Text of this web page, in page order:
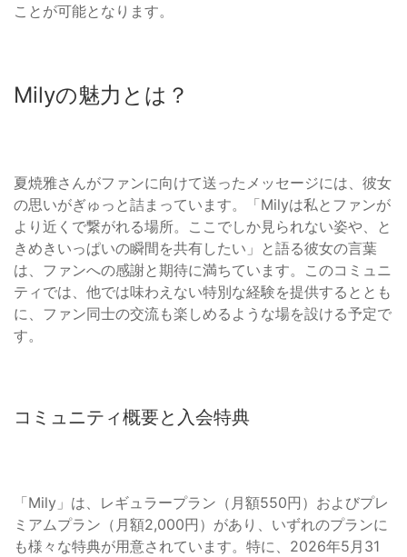
ことが可能となります。
Milyの魅力とは？
夏焼雅さんがファンに向けて送ったメッセージには、彼女
の思いがぎゅっと詰まっています。「Milyは私とファンが
より近くで繋がれる場所。ここでしか見られない姿や、と
きめきいっぱいの瞬間を共有したい」と語る彼女の言葉
は、ファンへの感謝と期待に満ちています。このコミュニ
ティでは、他では味わえない特別な経験を提供するととも
に、ファン同士の交流も楽しめるような場を設ける予定で
す。
コミュニティ概要と入会特典
「Mily」は、レギュラープラン（月額550円）およびプレ
ミアムプラン（月額2,000円）があり、いずれのプランに
も様々な特典が用意されています。特に、2026年5月31